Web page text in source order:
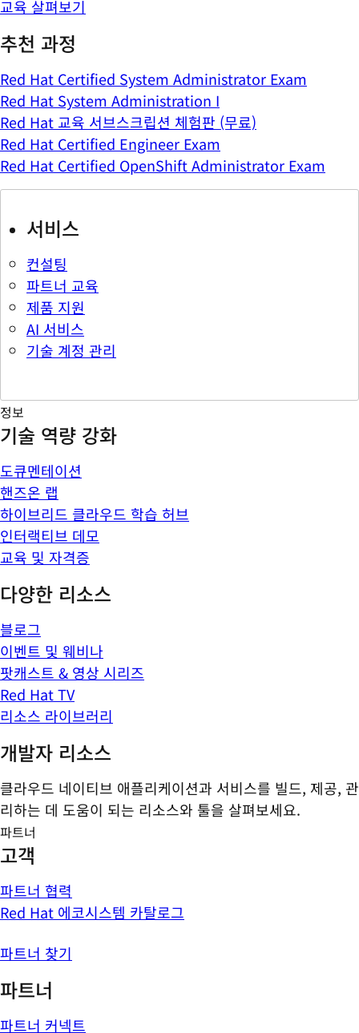
교육 살펴보기
추천 과정
Red Hat Certified System Administrator Exam
Red Hat System Administration I
Red Hat 교육 서브스크립션 체험판 (무료)
Red Hat Certified Engineer Exam
Red Hat Certified OpenShift Administrator Exam
서비스
컨설팅
파트너 교육
제품 지원
AI 서비스
기술 계정 관리
정보
기술 역량 강화
도큐멘테이션
핸즈온 랩
하이브리드 클라우드 학습 허브
인터랙티브 데모
교육 및 자격증
다양한 리소스
블로그
이벤트 및 웨비나
팟캐스트 & 영상 시리즈
Red Hat TV
리소스 라이브러리
개발자 리소스
클라우드 네이티브 애플리케이션과 서비스를 빌드, 제공, 관
리하는 데 도움이 되는 리소스와 툴을 살펴보세요.
파트너
고객
파트너 협력
Red Hat 에코시스템 카탈로그
파트너 찾기
파트너
파트너 커넥트